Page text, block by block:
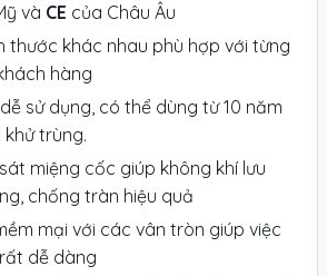
và CE của Châu Âu
thước khác nhau phù hợp với từng
hàng
sử dụng, có thể dùng từ 10 năm
trùng.
miệng cốc giúp không khí lưu
chống tràn hiệu quả
mại với các vân tròn giúp việc
dễ dàng